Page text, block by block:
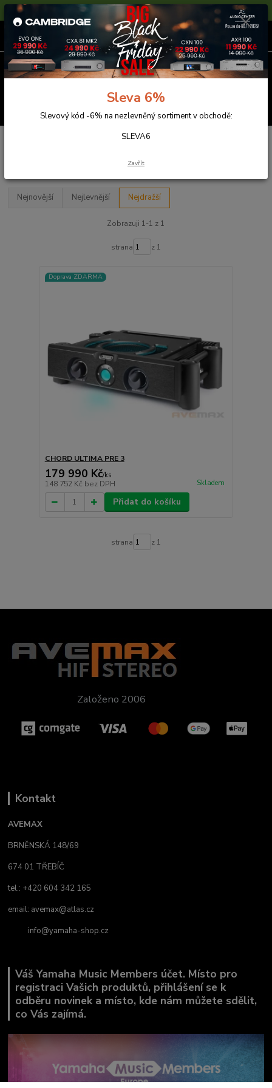
Sleva 6% na nezlevněné zboží s kódem SLEVA6
Menu
0ks
0,00 Kč
Nejnovější Nejlevnější Nejdražší
Zobrazuji 1-1 z 1
strana z 1
Doprava ZDARMA
CHORD ULTIMA PRE 3
179 990 Kč/ks
148 752 Kč bez DPH Skladem
Přidat do košíku
strana z 1
Založeno 2006
Kontakt
AVEMAX
BRNĚNSKÁ 148/69
674 01 TŘEBÍČ
tel.: +420 604 342 165
email: avemax@atlas.cz
info@yamaha-shop.cz
Váš Yamaha Music Members účet. Místo pro
registraci Vašich produktů, přihlášení se k
odběru novinek a místo, kde nám můžete sdělit,
co Vás zajímá.
Sleva 6%
Slevový kód -6% na nezlevněný sortiment v obchodě:
SLEVA6
Zavřít